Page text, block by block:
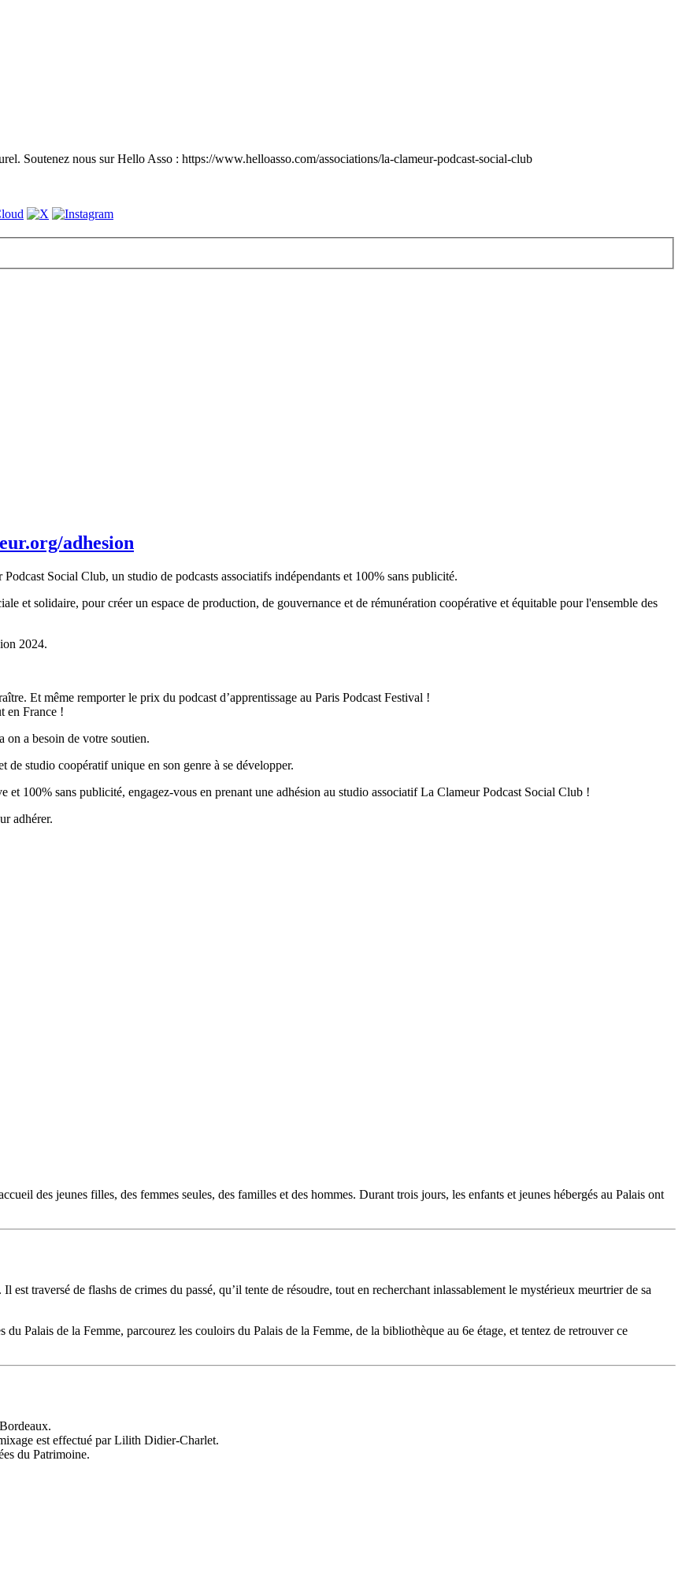
Soutenez nous sur Hello Asso : https://www.helloasso.com/associations/la-clameur-podcast-social-club
adhesion
Social Club, un studio de podcasts associatifs indépendants et 100% sans publicité.
et solidaire, pour créer un espace de production, de gouvernance et de rémunération coopérative et équitable pour l'ensemble des
2024.
Et même remporter le prix du podcast d’apprentissage au Paris Podcast Festival !
en France !
on a besoin de votre soutien.
studio coopératif unique en son genre à se développer.
et 100% sans publicité, engagez-vous en prenant une adhésion au studio associatif La Clameur Podcast Social Club !
adhérer.
des jeunes filles, des femmes seules, des familles et des hommes. Durant trois jours, les enfants et jeunes hébergés au Palais ont
est traversé de flashs de crimes du passé, qu’il tente de résoudre, tout en recherchant inlassablement le mystérieux meurtrier de sa
Palais de la Femme, parcourez les couloirs du Palais de la Femme, de la bibliothèque au 6e étage, et tentez de retrouver ce
est effectué par Lilith Didier-Charlet.
du Patrimoine.